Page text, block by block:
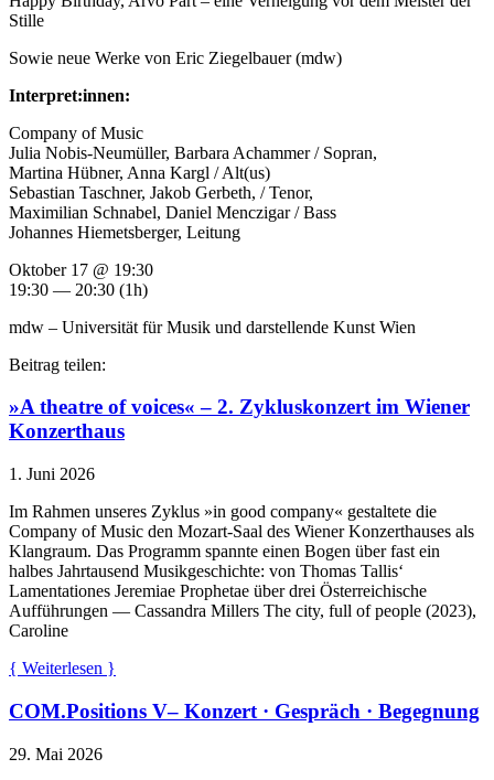
Stille
Sowie neue Werke von Eric Ziegelbauer (mdw)
Interpret:innen:
Company of Music
Julia Nobis-Neumüller, Barbara Achammer / Sopran,
Martina Hübner, Anna Kargl / Alt(us)
Sebastian Taschner, Jakob Gerbeth, / Tenor,
Maximilian Schnabel, Daniel Menczigar / Bass
Johannes Hiemetsberger, Leitung
Oktober 17 @ 19:30
19:30 — 20:30 (1h)
mdw – Universität für Musik und darstellende Kunst Wien
Beitrag teilen:
»A theatre of voices« – 2. Zykluskonzert im Wiener
Konzerthaus
1. Juni 2026
Im Rahmen unseres Zyklus »in good company« gestaltete die
Company of Music den Mozart-Saal des Wiener Konzerthauses als
Klangraum. Das Programm spannte einen Bogen über fast ein
halbes Jahrtausend Musikgeschichte: von Thomas Tallis‘
Lamentationes Jeremiae Prophetae über drei Österreichische
Aufführungen — Cassandra Millers The city, full of people (2023),
Caroline
{ Weiterlesen }
COM.Positions V– Konzert · Gespräch · Begegnung
29. Mai 2026